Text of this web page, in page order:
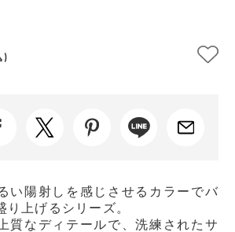
)
い陽射しを感じさせるカラーでバ
り上げるシリーズ。
質なディテールで、洗練されたサ